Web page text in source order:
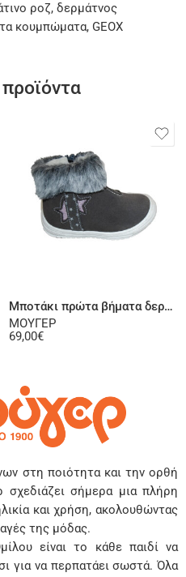
ροζ, δερμάτνος
κουμπώματα, GEOX
Μποτάκι πρώτα βήματα δερμάτινο σαμουά γκρι
ΜΟΥΓΕΡ
69,00€
στη ποιότητα και την ορθή
σήμερα μια πλήρη
και χρήση, ακολουθώντας
της μόδας.
είναι το κάθε παιδί να
για να περπατάει σωστά. Όλα